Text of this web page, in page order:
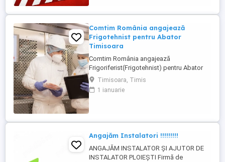
termice. Vino sa faci ...
Comtim România angajează
Frigotehnist pentru Abator
Timisoara
Comtim România angajează
Frigoriferist(Frigotehnist) pentru Abator
Timisoara Nu asigurăm cazare. Cerințe: -
Liceu Scoala profesionala de profil,
Calificare de frigotehnist; - Experienta
prelua si indeplini sarcini in mod ...
Timisoara, Timis
1 ianuarie
Angajăm Instalatori !!!!!!!!!
ANGAJĂM INSTALATOR ȘI AJUTOR DE
INSTALATOR PLOIEȘTI Firmă de